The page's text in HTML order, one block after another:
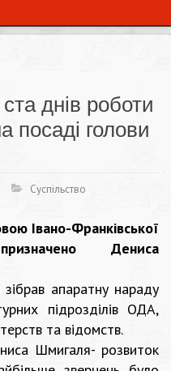
днів роботи
голови
Суспільство
Івано-Франківської
призначено Дениса
апаратну нараду
підрозділів ОДА,
та відомств.
Шмигаля- розвиток